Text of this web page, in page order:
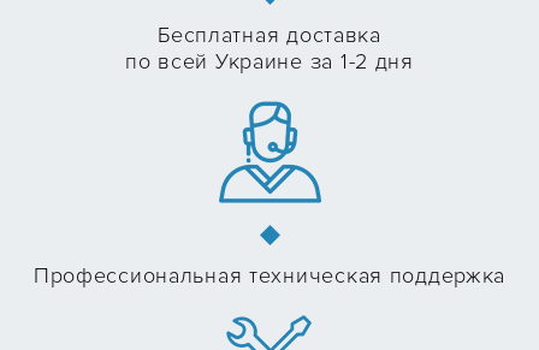
Бесплатная доставка
по всей Украине за 1-2 дня
Профессиональная техническая поддержка